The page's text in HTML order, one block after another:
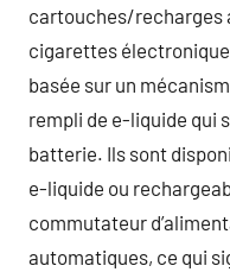
cartouches/recharges
cigarettes
basée sur un
rempli de e-liquide qui
batterie. Ils sont
e-liquide ou
commutateur
automatiques, ce qui